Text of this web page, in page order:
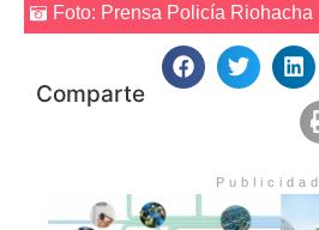
Foto: Prensa Policía Riohacha
Comparte
Publicidad